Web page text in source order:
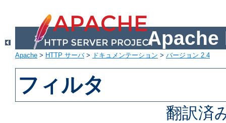
Apache
Apache > HTTP サーバ> ドキュメンテーション > バージョン 2.4
フィルタ
翻訳済